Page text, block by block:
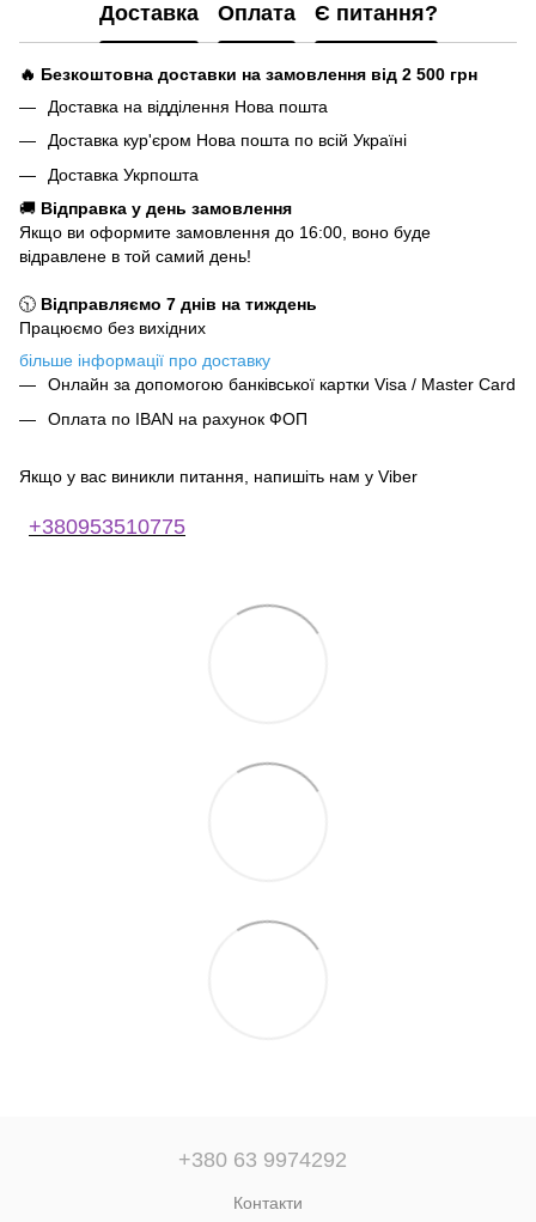
Доставка Оплата Є питання?
🔥 Безкоштовна доставки на замовлення від 2 500 грн
Доставка на відділення Нова пошта
Доставка кур'єром Нова пошта по всій Україні
Доставка Укрпошта
🚚 Відправка у день замовлення
Якщо ви оформите замовлення до 16:00, воно буде
відравлене в той самий день!
🕥 Відправляємо 7 днів на тиждень
Працюємо без вихідних
більше інформації про доставку
Онлайн за допомогою банківської картки Visa / Master Card
Оплата по IBAN на рахунок ФОП
Якщо у вас виникли питання, напишіть нам у Viber
+380953510775
+380 63 9974292
Контакти